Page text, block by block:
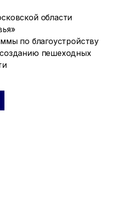
области
по благоустройству
пешеходных